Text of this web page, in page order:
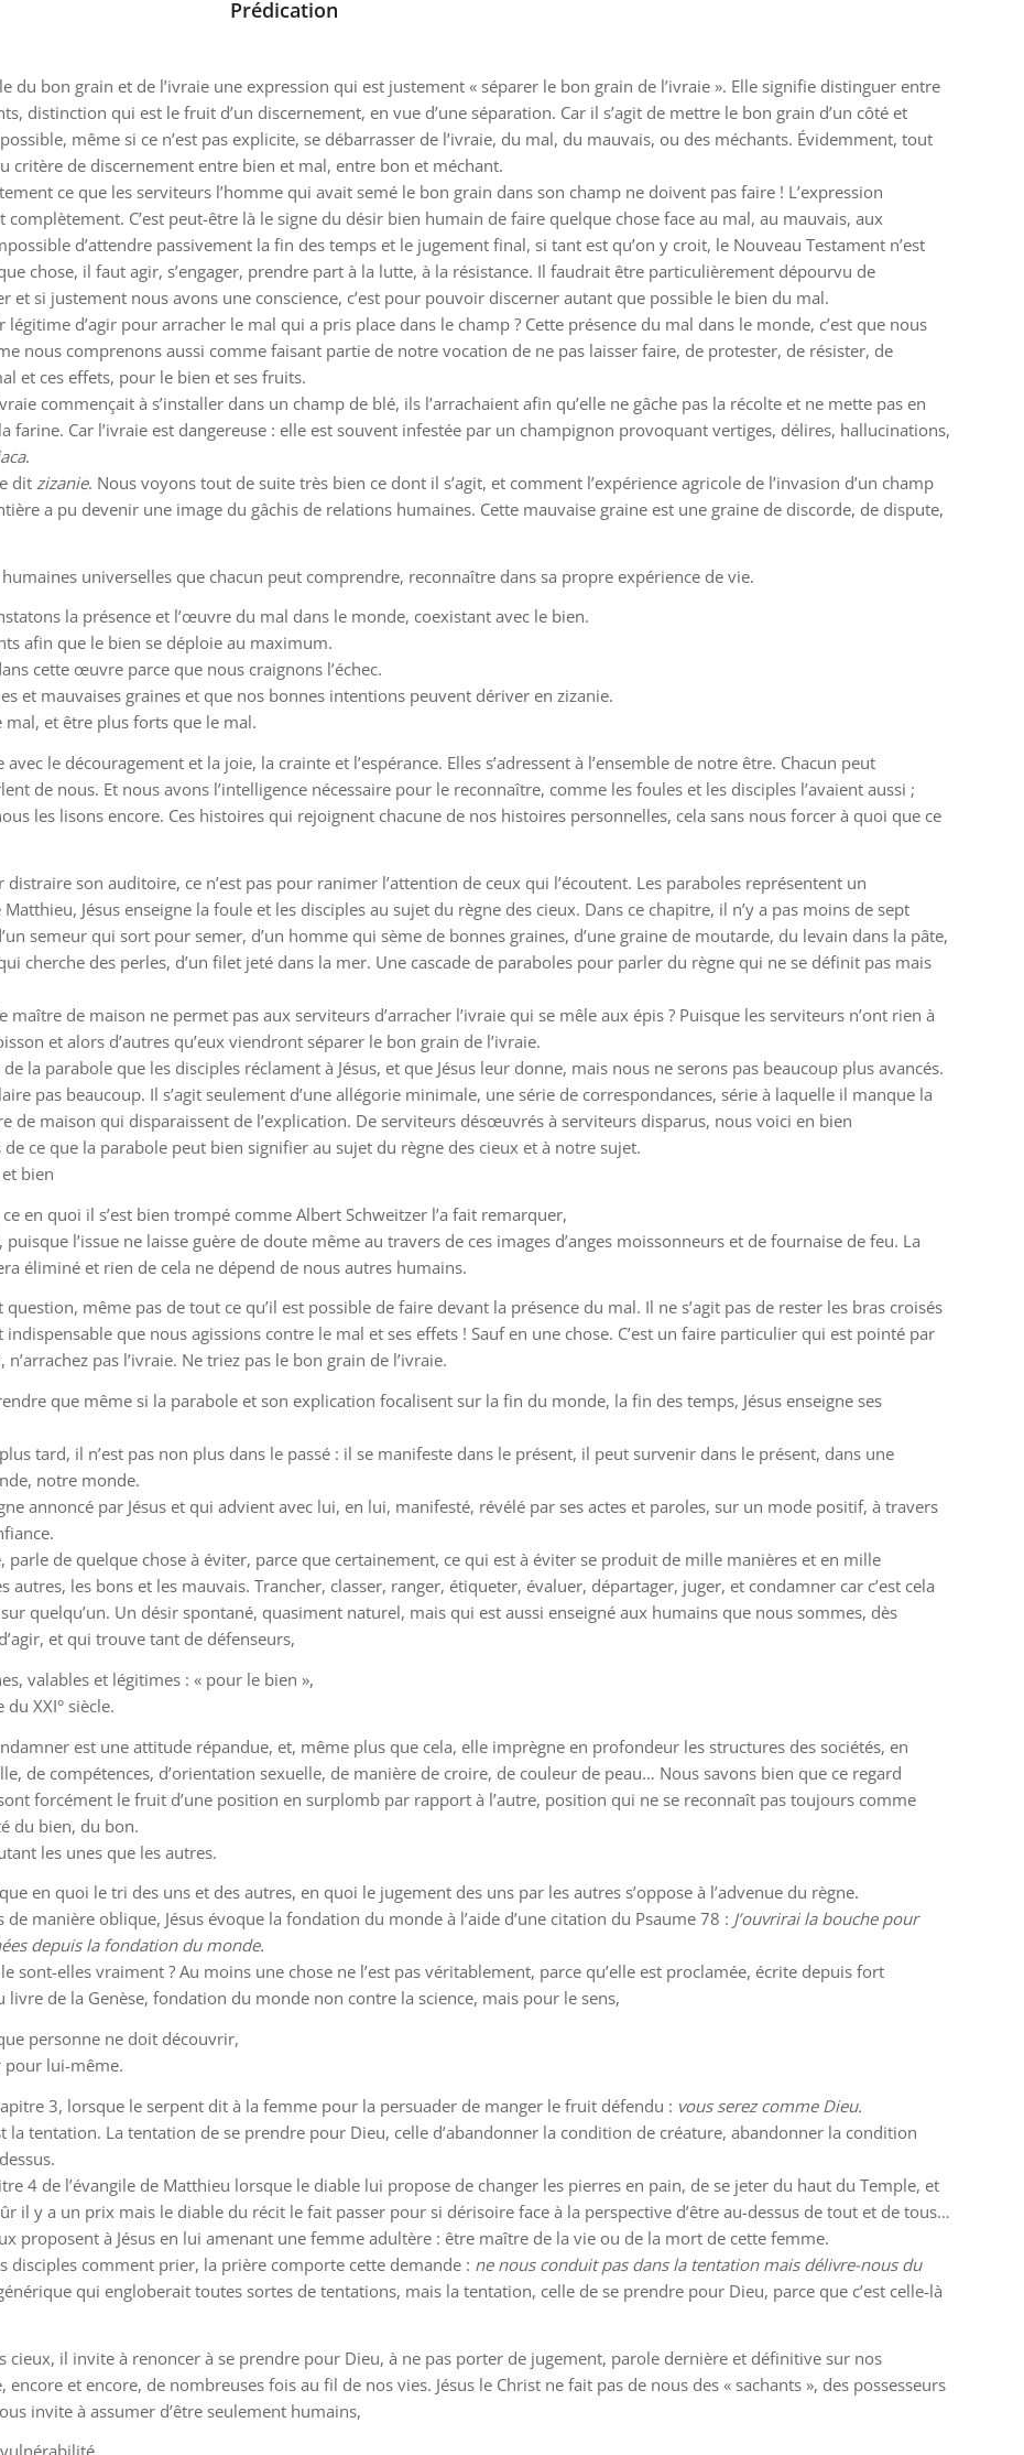
Prédication
du bon grain et de l’ivraie une expression qui est justement « séparer le bon grain de l’ivraie ». Elle signifie distinguer entre
distinction qui est le fruit d’un discernement, en vue d’une séparation. Car il s’agit de mettre le bon grain d’un côté et
même si ce n’est pas explicite, se débarrasser de l’ivraie, du mal, du mauvais, ou des méchants. Évidemment, tout
critère de discernement entre bien et mal, entre bon et méchant.
ce que les serviteurs l’homme qui avait semé le bon grain dans son champ ne doivent pas faire ! L’expression
C’est peut-être là le signe du désir bien humain de faire quelque chose face au mal, au mauvais, aux
d’attendre passivement la fin des temps et le jugement final, si tant est qu’on y croit, le Nouveau Testament n’est
chose, il faut agir, s’engager, prendre part à la lutte, à la résistance. Il faudrait être particulièrement dépourvu de
et si justement nous avons une conscience, c’est pour pouvoir discerner autant que possible le bien du mal.
d’agir pour arracher le mal qui a pris place dans le champ ? Cette présence du mal dans le monde, c’est que nous
nous comprenons aussi comme faisant partie de notre vocation de ne pas laisser faire, de protester, de résister, de
et ces effets, pour le bien et ses fruits.
commençait à s’installer dans un champ de blé, ils l’arrachaient afin qu’elle ne gâche pas la récolte et ne mette pas en
farine. Car l’ivraie est dangereuse : elle est souvent infestée par un champignon provoquant vertiges, délires, hallucinations,
.
dit zizanie. Nous voyons tout de suite très bien ce dont il s’agit, et comment l’expérience agricole de l’invasion d’un champ
a pu devenir une image du gâchis de relations humaines. Cette mauvaise graine est une graine de discorde, de dispute,
universelles que chacun peut comprendre, reconnaître dans sa propre expérience de vie.
la présence et l’œuvre du mal dans le monde, coexistant avec le bien.
afin que le bien se déploie au maximum.
cette œuvre parce que nous craignons l’échec.
et mauvaises graines et que nos bonnes intentions peuvent dériver en zizanie.
et être plus forts que le mal.
le découragement et la joie, la crainte et l’espérance. Elles s’adressent à l’ensemble de notre être. Chacun peut
de nous. Et nous avons l’intelligence nécessaire pour le reconnaître, comme les foules et les disciples l’avaient aussi ;
les lisons encore. Ces histoires qui rejoignent chacune de nos histoires personnelles, cela sans nous forcer à quoi que ce
distraire son auditoire, ce n’est pas pour ranimer l’attention de ceux qui l’écoutent. Les paraboles représentent un
Jésus enseigne la foule et les disciples au sujet du règne des cieux. Dans ce chapitre, il n’y a pas moins de sept
semeur qui sort pour semer, d’un homme qui sème de bonnes graines, d’une graine de moutarde, du levain dans la pâte,
cherche des perles, d’un filet jeté dans la mer. Une cascade de paraboles pour parler du règne qui ne se définit pas mais
de maison ne permet pas aux serviteurs d’arracher l’ivraie qui se mêle aux épis ? Puisque les serviteurs n’ont rien à
et alors d’autres qu’eux viendront séparer le bon grain de l’ivraie.
la parabole que les disciples réclament à Jésus, et que Jésus leur donne, mais nous ne serons pas beaucoup plus avancés.
pas beaucoup. Il s’agit seulement d’une allégorie minimale, une série de correspondances, série à laquelle il manque la
de maison qui disparaissent de l’explication. De serviteurs désœuvrés à serviteurs disparus, nous voici en bien
ce que la parabole peut bien signifier au sujet du règne des cieux et à notre sujet.
bien
en quoi il s’est bien trompé comme Albert Schweitzer l’a fait remarquer,
l’issue ne laisse guère de doute même au travers de ces images d’anges moissonneurs et de fournaise de feu. La
éliminé et rien de cela ne dépend de nous autres humains.
même pas de tout ce qu’il est possible de faire devant la présence du mal. Il ne s’agit pas de rester les bras croisés
que nous agissions contre le mal et ses effets ! Sauf en une chose. C’est un faire particulier qui est pointé par
pas l’ivraie. Ne triez pas le bon grain de l’ivraie.
que même si la parabole et son explication focalisent sur la fin du monde, la fin des temps, Jésus enseigne ses
tard, il n’est pas non plus dans le passé : il se manifeste dans le présent, il peut survenir dans le présent, dans une
notre monde.
annoncé par Jésus et qui advient avec lui, en lui, manifesté, révélé par ses actes et paroles, sur un mode positif, à travers
parle de quelque chose à éviter, parce que certainement, ce qui est à éviter se produit de mille manières et en mille
les bons et les mauvais. Trancher, classer, ranger, étiqueter, évaluer, départager, juger, et condamner car c’est cela
quelqu’un. Un désir spontané, quasiment naturel, mais qui est aussi enseigné aux humains que nous sommes, dès
et qui trouve tant de défenseurs,
valables et légitimes : « pour le bien »,
XXI° siècle.
est une attitude répandue, et, même plus que cela, elle imprègne en profondeur les structures des sociétés, en
de compétences, d’orientation sexuelle, de manière de croire, de couleur de peau… Nous savons bien que ce regard
forcément le fruit d’une position en surplomb par rapport à l’autre, position qui ne se reconnaît pas toujours comme
du bien, du bon.
les unes que les autres.
en quoi le tri des uns et des autres, en quoi le jugement des uns par les autres s’oppose à l’advenue du règne.
manière oblique, Jésus évoque la fondation du monde à l’aide d’une citation du Psaume 78 : J’ouvrirai la bouche pour
depuis la fondation du monde.
sont-elles vraiment ? Au moins une chose ne l’est pas véritablement, parce qu’elle est proclamée, écrite depuis fort
de la Genèse, fondation du monde non contre la science, mais pour le sens,
personne ne doit découvrir,
pour lui-même.
3, lorsque le serpent dit à la femme pour la persuader de manger le fruit défendu : vous serez comme Dieu.
la tentation. La tentation de se prendre pour Dieu, celle d’abandonner la condition de créature, abandonner la condition
4 de l’évangile de Matthieu lorsque le diable lui propose de changer les pierres en pain, de se jeter du haut du Temple, et
il y a un prix mais le diable du récit le fait passer pour si dérisoire face à la perspective d’être au-dessus de tout et de tous…
proposent à Jésus en lui amenant une femme adultère : être maître de la vie ou de la mort de cette femme.
disciples comment prier, la prière comporte cette demande : ne nous conduit pas dans la tentation mais délivre-nous du
qui engloberait toutes sortes de tentations, mais la tentation, celle de se prendre pour Dieu, parce que c’est celle-là
cieux, il invite à renoncer à se prendre pour Dieu, à ne pas porter de jugement, parole dernière et définitive sur nos
et encore, de nombreuses fois au fil de nos vies. Jésus le Christ ne fait pas de nous des « sachants », des possesseurs
invite à assumer d’être seulement humains,